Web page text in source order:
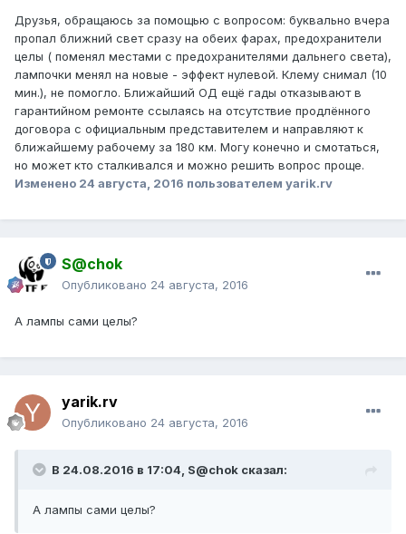
Друзья, обращаюсь за помощью с вопросом: буквально вчера
пропал ближний свет сразу на обеих фарах, предохранители
целы ( поменял местами с предохранителями дальнего света),
лампочки менял на новые - эффект нулевой. Клему снимал (10
мин.), не помогло. Ближайший ОД ещё гады отказывают в
гарантийном ремонте ссылаясь на отсутствие продлённого
договора с официальным представителем и направляют к
ближайшему рабочему за 180 км. Могу конечно и смотаться,
но может кто сталкивался и можно решить вопрос проще.
Изменено 24 августа, 2016 пользователем yarik.rv
S@chok
Опубликовано 24 августа, 2016
А лампы сами целы?
yarik.rv
Опубликовано 24 августа, 2016
В 24.08.2016 в 17:04, S@chok сказал:
А лампы сами целы?